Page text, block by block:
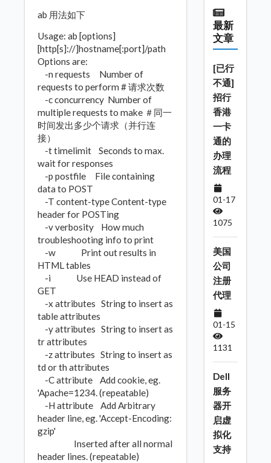
ab 用法如下
Usage: ab [options]
[http[s]://]hostname[:port]/path
Options are:
-n requests Number of
requests to perform # 请求次数
-c concurrency Number of
multiple requests to make ＃同一
时间发出多少个请求（并行连
接）
-t timelimit Seconds to max.
wait for responses
-p postfile File containing
data to POST
-T content-type Content-type
header for POSTing
-v verbosity How much
troubleshooting info to print
-w Print out results in
HTML tables
-i Use HEAD instead of
GET
-x attributes String to insert as
table attributes
-y attributes String to insert as
tr attributes
-z attributes String to insert as
td or th attributes
-C attribute Add cookie, eg.
'Apache=1234. (repeatable)
-H attribute Add Arbitrary
header line, eg. 'Accept-Encoding:
gzip'
Inserted after all normal
header lines. (repeatable)
最新
文章
[已行
不通]
招行
香港
一卡
通的
办理
流程
01-17
1075
美国
公司
注册
代理
01-15
1131
Dell
服务
器开
启虚
拟化
支持